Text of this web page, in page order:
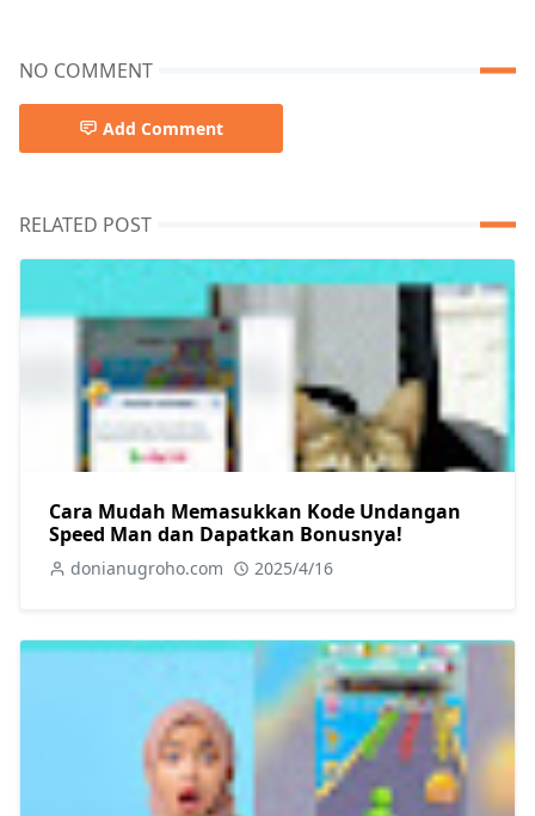
NO COMMENT
Add Comment
RELATED POST
Cara Mudah Memasukkan Kode Undangan
Speed Man dan Dapatkan Bonusnya!
donianugroho.com 2025/4/16